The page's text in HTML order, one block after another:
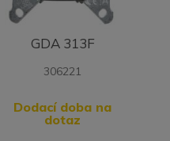
GDA 313F
306221
Dodací doba na
dotaz